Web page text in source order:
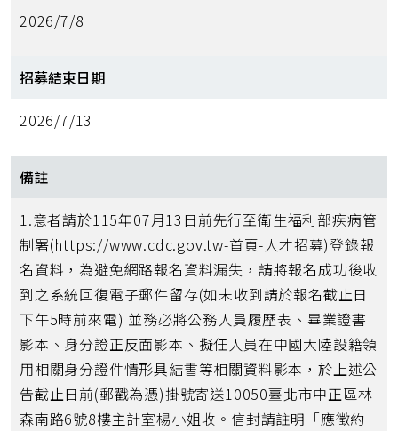
2026/7/8
招募結束日期
2026/7/13
備註
1.意者請於115年07月13日前先行至衛生福利部疾病管
制署(https://www.cdc.gov.tw-首頁-人才招募)登錄報
名資料，為避免網路報名資料漏失，請將報名成功後收
到之系統回復電子郵件留存(如未收到請於報名截止日
下午5時前來電) 並務必將公務人員履歷表、畢業證書
影本、身分證正反面影本、擬任人員在中國大陸設籍領
用相關身分證件情形具結書等相關資料影本，於上述公
告截止日前(郵戳為憑)掛號寄送10050臺北市中正區林
森南路6號8樓主計室楊小姐收。信封請註明「應徵約